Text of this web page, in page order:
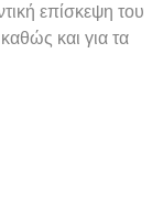
επίσκεψη του
και για τα